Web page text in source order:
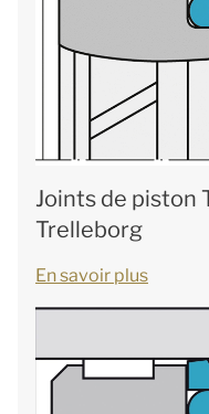
Joints de piston
Trelleborg
En savoir plus